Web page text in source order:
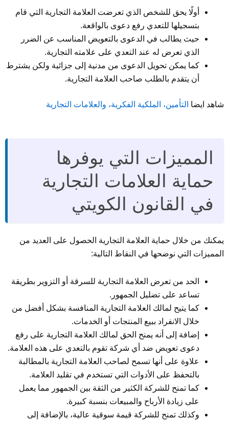
أولًا يحق للشخص الذي تعرضت العلامة التجارية التي قام
بتسجيلها للتعدي رفع دعوى بالواقعة.
حيث يطالب في الدعوى بالتعويض المناسب عن الضرر
الذي تعرض له عند التعدي على علامته التجارية.
كما يمكن تحويل الدعوى من مدنية إلى جزائية ولكن يشترط
أن يتقدم بالطلب صاحب العلامة التجارية.
شاهد ايضا التأمين، الملكية الفكرية، والعلامات التجارية
المميزات التي يوفرها
حماية العلامات التجارية
في القانون الكويتي
يمكنك من خلال حماية العلامة التجارية الحصول على العديد من
المميزات التي نوضحها في النقاط التالية:
الحد من تعرض العلامة التجارية للسرقة أو التزوير بطريقة
تساعد على تضليل الجمهور.
كما يتيح لمالك العلامة التجارية المنافسة بشكل أفضل من
خلال الانفراد ببيع المنتجات أو الخدمات.
إضافة إلى أنه يمنح الحق لمالك العلامة التجارية على رفع
دعوى تعويض ضد أي شركة تقوم بالتعدي على هذه العلامة.
علاوة على أنها تسمح لصاحب العلامة التجارية بالمطالبة
بالتحفظ على الأدوات التي تستخدم في تقليد العلامة.
كما تمنح للشركة الكثير من الثقة بين الجمهور مما يعمل
على زيادة الأرباح والمبيعات بنسبة كبيرة.
وكذلك تمنح للشركة قيمة سوقية عالية، بالإضافة إلى